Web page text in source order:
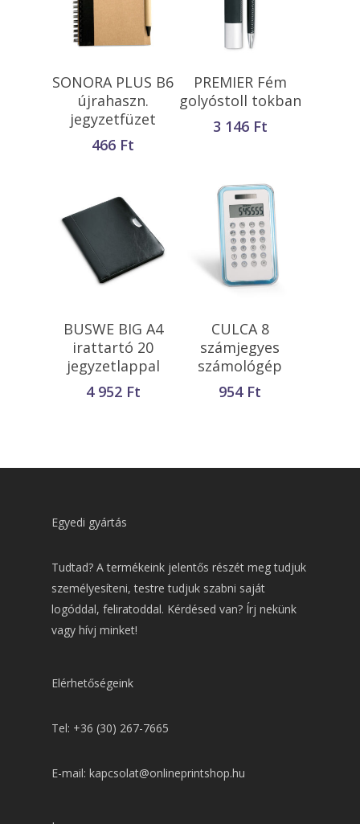
Opciók Választása
SONORA PLUS B6
újrahaszn.
jegyzetfüzet
466 Ft
Kosárba
Teszem
PREMIER Fém
golyóstoll tokban
3 146 Ft
Kosárba
Teszem
BUSWE BIG A4
irattartó 20
jegyzetlappal
4 952 Ft
Kosárba
Teszem
CULCA 8
számjegyes
számológép
954 Ft
Egyedi gyártás
Tudtad? A termékeink jelentős részét meg tudjuk
személyesíteni, testre tudjuk szabni saját
logóddal, feliratoddal. Kérdésed van? Írj nekünk
vagy hívj minket!
Elérhetőségeink
Tel: +36 (30) 267-7665
E-mail: kapcsolat@onlineprintshop.hu